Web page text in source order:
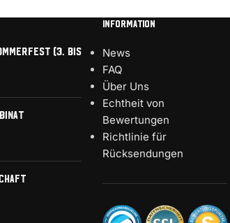
(3. bis
INFORMATION
News
FAQ
Über Uns
Echtheit von
Bewertungen
Richtlinie für
Rücksendungen